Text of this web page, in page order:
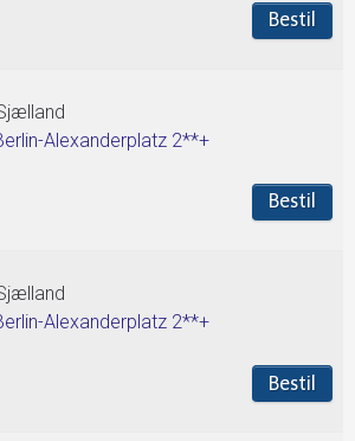
Bestil
Alexanderplatz 2**+
Bestil
Alexanderplatz 2**+
Bestil